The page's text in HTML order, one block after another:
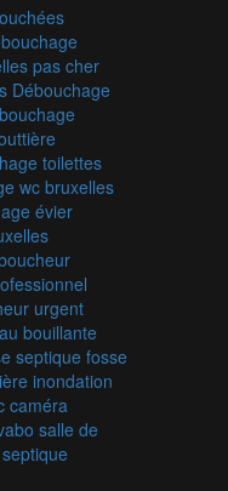
pas cher
Débouchage
toilettes
wc bruxelles
évier
urgent
bouillante
septique fosse
inondation
caméra
salle de